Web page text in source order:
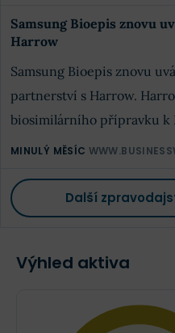
Samsung Bioepis znovu
Harrow
Samsung Bioepis znovu
partnerství s Harrow.
biosimilárního přípravku k
MINULÝ MĚSÍC
Další
Výhled aktiva